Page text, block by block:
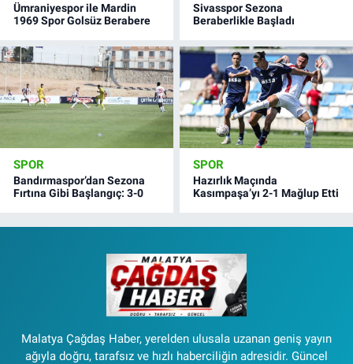
Ümraniyespor ile Mardin
1969 Spor Golsüz Berabere
Sivasspor Sezona
Beraberlikle Başladı
SPOR
Bandırmaspor’dan Sezona
Fırtına Gibi Başlangıç: 3-0
SPOR
Hazırlık Maçında
Kasımpaşa’yı 2-1 Mağlup Etti
Malatya Çağdaş Haber, yerelden ulusala uzanan geniş yayın
ağıyla doğru, tarafsız ve hızlı haberciliğin adresidir. Güncel